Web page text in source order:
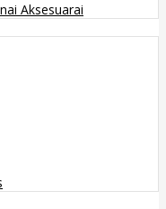
Aksesuarai